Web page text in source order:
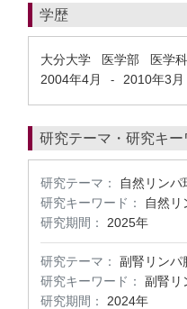
学歴
大分大学 医学部 医学科
2004年4月
- 2010年3月
研究テーマ・研究キー
研究テーマ：
自然リンパ
研究キーワード：
自然リ
研究期間：
2025年
研究テーマ：
副腎リンパ
研究キーワード：
副腎リ
研究期間：
2024年